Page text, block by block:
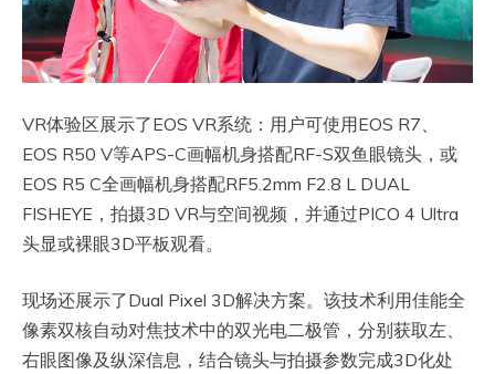
VR体验区展示了EOS VR系统：用户可使用EOS R7、
EOS R50 V等APS-C画幅机身搭配RF-S双鱼眼镜头，或
EOS R5 C全画幅机身搭配RF5.2mm F2.8 L DUAL
FISHEYE，拍摄3D VR与空间视频，并通过PICO 4 Ultra
头显或裸眼3D平板观看。
现场还展示了Dual Pixel 3D解决方案。该技术利用佳能全
像素双核自动对焦技术中的双光电二极管，分别获取左、
右眼图像及纵深信息，结合镜头与拍摄参数完成3D化处